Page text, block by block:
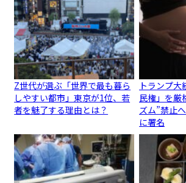
Z世代が選ぶ「世界で最も暮ら
しやすい都市」東京が1位、若
者を魅了する理由とは？
トランプ大
民権」を
ズム”禁止
に署名